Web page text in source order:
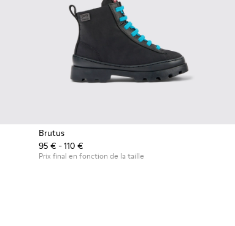
Brutus
95 € - 110 €
Prix final en fonction de la taille